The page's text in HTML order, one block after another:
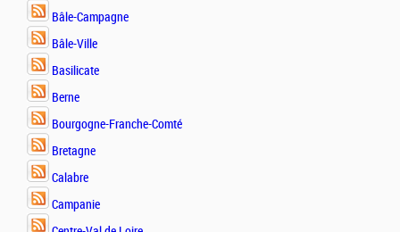
Bâle-Campagne
Bâle-Ville
Basilicate
Berne
Bourgogne-Franche-Comté
Bretagne
Calabre
Campanie